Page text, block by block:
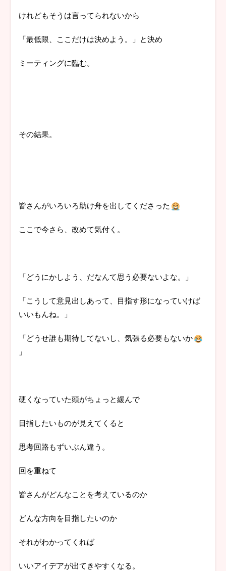
けれどもそうは言ってられないから
「最低限、ここだけは決めよう。」と決め
ミーティングに臨む。
その結果。
皆さんがいろいろ助け舟を出してくださった
ここで今さら、改めて気付く。
「どうにかしよう、だなんて思う必要ないよな。」
「こうして意見出しあって、目指す形になっていけば
いいもんね。」
「どうせ誰も期待してないし、気張る必要もないか
」
硬くなっていた頭がちょっと緩んで
目指したいものが見えてくると
思考回路もずいぶん違う。
回を重ねて
皆さんがどんなことを考えているのか
どんな方向を目指したいのか
それがわかってくれば
いいアイデアが出てきやすくなる。